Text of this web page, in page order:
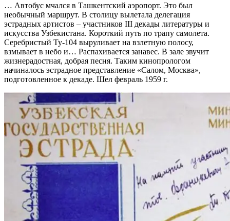
… Автобус мчался в Ташкентский аэропорт. Это был
необычный маршрут. В столицу вылетала делегация
эстрадных артистов – участников III декады литературы и
искусства Узбекистана. Короткий путь по трапу самолета.
Серебристый Ту-104 выруливает на взлетную полосу,
взмывает в небо и… Распахивается занавес. В зале звучит
жизнерадостная, добрая песня. Таким кинопрологом
начиналось эстрадное представление «Салом, Москва»,
подготовленное к декаде. Шел февраль 1959 г.